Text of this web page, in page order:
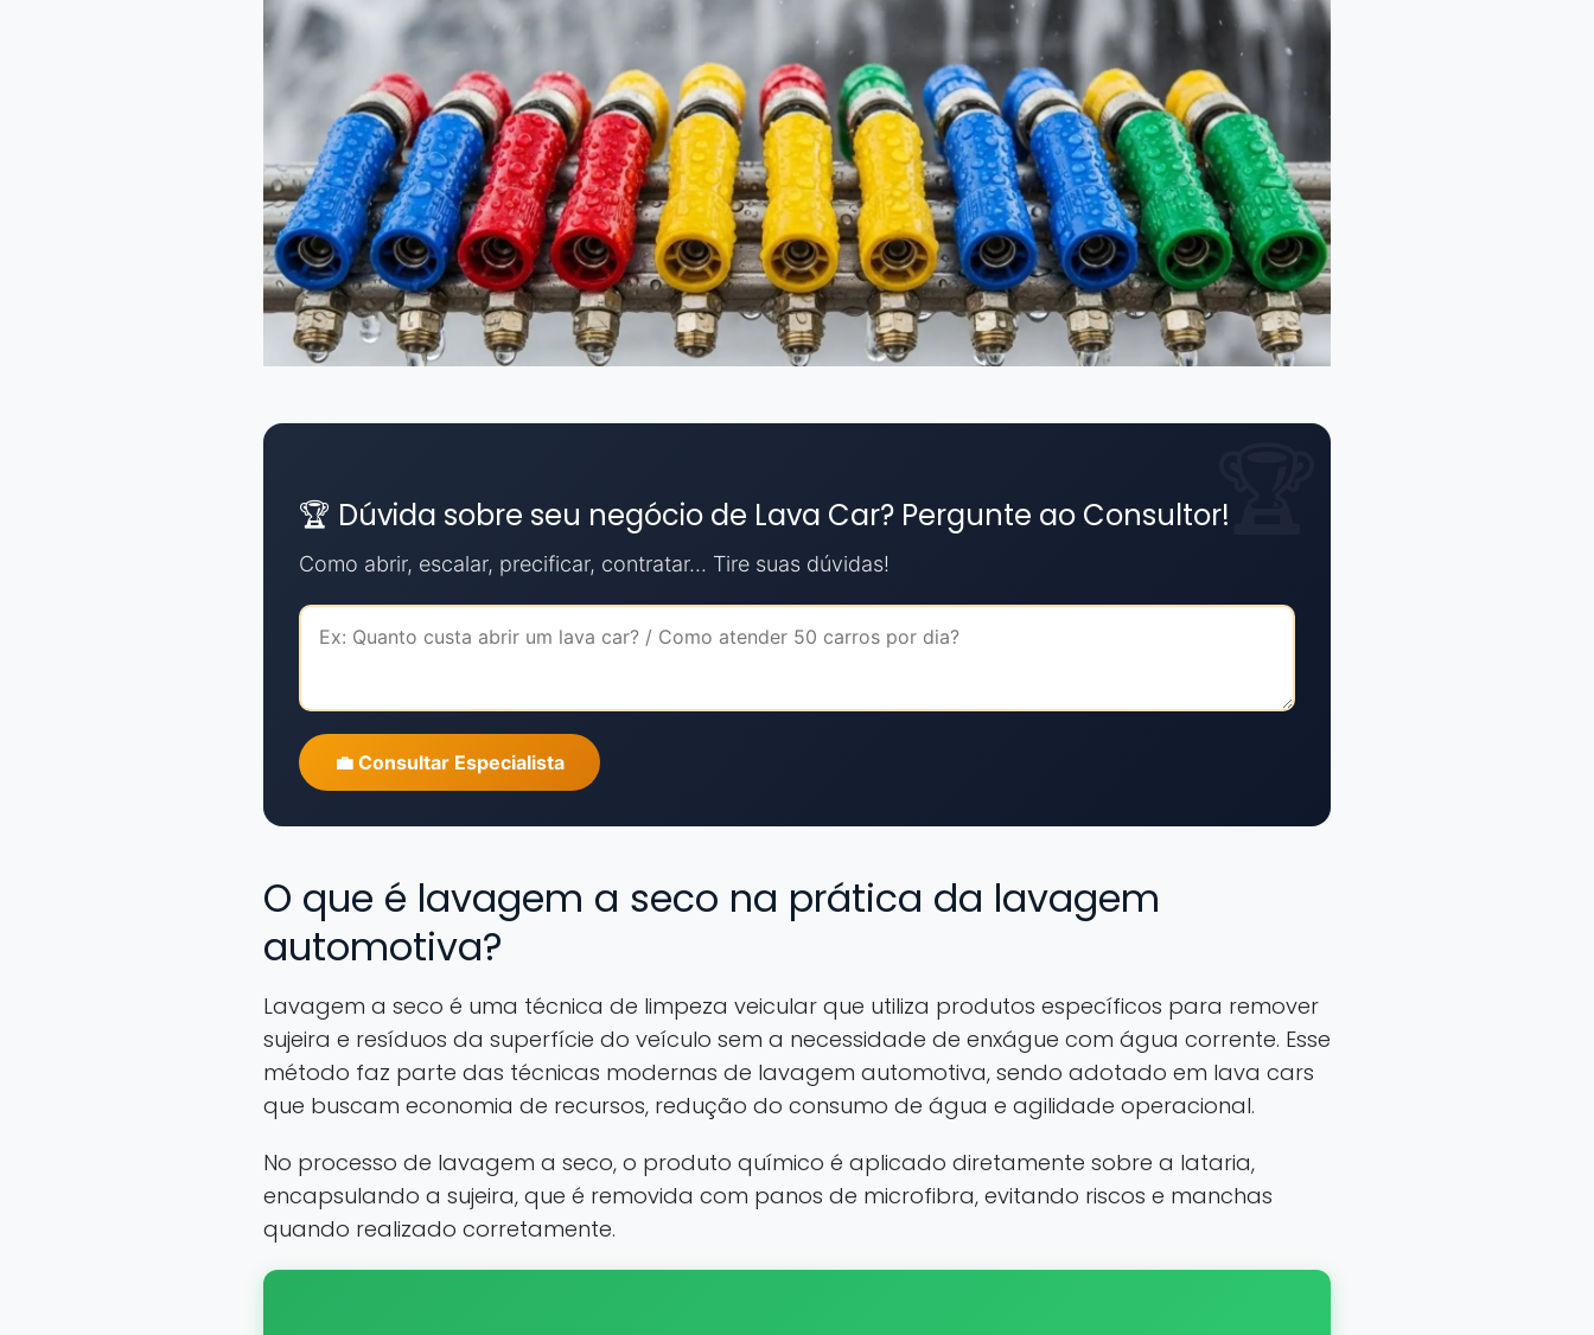
🏆 Dúvida sobre seu negócio de Lava Car? Pergunte ao Consultor!
Como abrir, escalar, precificar, contratar... Tire suas dúvidas!
💼 Consultar Especialista
O que é lavagem a seco na prática da lavagem
automotiva?
Lavagem a seco é uma técnica de limpeza veicular que utiliza produtos específicos para remover
sujeira e resíduos da superfície do veículo sem a necessidade de enxágue com água corrente. Esse
método faz parte das técnicas modernas de lavagem automotiva, sendo adotado em lava cars
que buscam economia de recursos, redução do consumo de água e agilidade operacional.
No processo de lavagem a seco, o produto químico é aplicado diretamente sobre a lataria,
encapsulando a sujeira, que é removida com panos de microfibra, evitando riscos e manchas
quando realizado corretamente.